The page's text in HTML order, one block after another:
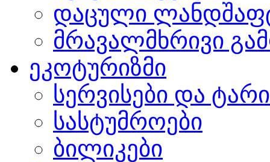
დაცული
მრავალმხრივი
ეკოტურიზმი
სერვისები და
სასტუმროები
ბილიკები